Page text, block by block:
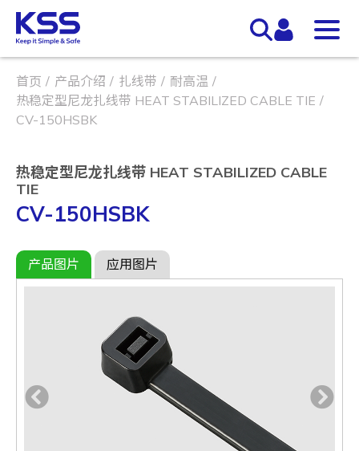
首页 产品介绍 扎线带
耐高温
热稳定型尼龙扎线带 HEAT STABILIZED CABLE TIE
CV-150HSBK
热稳定型尼龙扎线带 HEAT STABILIZED CABLE
TIE
CV-150HSBK
产品图片 应用图片